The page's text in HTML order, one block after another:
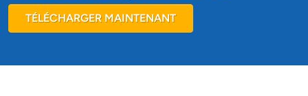
TÉLÉCHARGER MAINTENANT